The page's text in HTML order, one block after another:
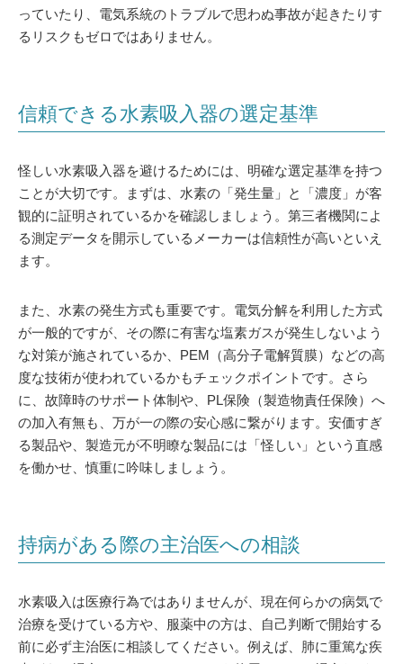
っていたり、電気系統のトラブルで思わぬ事故が起きたりす
るリスクもゼロではありません。
信頼できる水素吸入器の選定基準
怪しい水素吸入器を避けるためには、明確な選定基準を持つ
ことが大切です。まずは、水素の「発生量」と「濃度」が客
観的に証明されているかを確認しましょう。第三者機関によ
る測定データを開示しているメーカーは信頼性が高いといえ
ます。
また、水素の発生方式も重要です。電気分解を利用した方式
が一般的ですが、その際に有害な塩素ガスが発生しないよう
な対策が施されているか、PEM（高分子電解質膜）などの高
度な技術が使われているかもチェックポイントです。さら
に、故障時のサポート体制や、PL保険（製造物責任保険）へ
の加入有無も、万が一の際の安心感に繋がります。安価すぎ
る製品や、製造元が不明瞭な製品には「怪しい」という直感
を働かせ、慎重に吟味しましょう。
持病がある際の主治医への相談
水素吸入は医療行為ではありませんが、現在何らかの病気で
治療を受けている方や、服薬中の方は、自己判断で開始する
前に必ず主治医に相談してください。例えば、肺に重篤な疾